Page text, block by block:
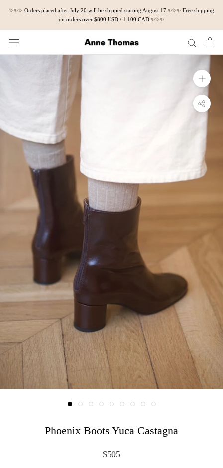
content
✨✨✨ Orders placed after July 20 will be shipped starting August 17 ✨✨✨ Free shipping
on orders over $800 USD / 1 100 CAD ✨✨✨
Phoenix Boots Yuca Castagna
$505